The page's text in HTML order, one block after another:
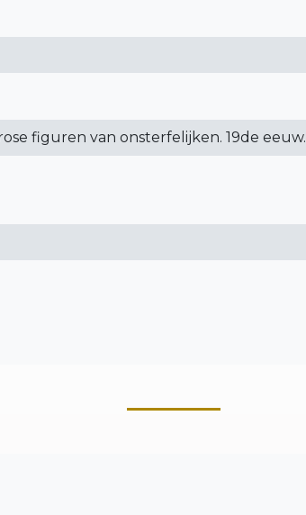
figuren van onsterfelijken. 19de eeuw.